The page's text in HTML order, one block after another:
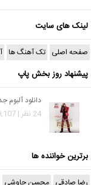
لینک های سایت
صفحه اصلی تک آهنگ ها
پیشنهاد روز بخش پاپ
دانلود
24 نظر | 19,107 بازدید
برترین خواننده ها